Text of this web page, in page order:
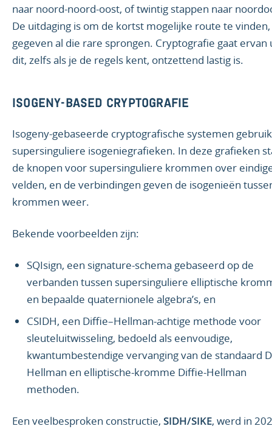
naar noord-noord-oost, of twintig stappen naar
De uitdaging is om de kortst mogelijke route te vinden,
gegeven al die rare sprongen. Cryptografie gaat ervan
dit, zelfs als je de regels kent, ontzettend lastig is.
ISOGENY-BASED CRYPTOGRAFIE
Isogeny-gebaseerde cryptografische systemen
supersinguliere isogeniegrafieken. In deze grafieken
de knopen voor supersinguliere krommen over
velden, en de verbindingen geven de isogenieën
krommen weer.
Bekende voorbeelden zijn:
SQIsign, een signature-schema gebaseerd op de
verbanden tussen supersinguliere elliptische
en bepaalde quaternionele algebra’s, en
CSIDH, een Diffie–Hellman-achtige methode voor
sleuteluitwisseling, bedoeld als eenvoudige,
kwantumbestendige vervanging van de standaard
Hellman en elliptische-kromme Diffie-Hellman
methoden.
Een veelbesproken constructie, SIDH/SIKE, werd in